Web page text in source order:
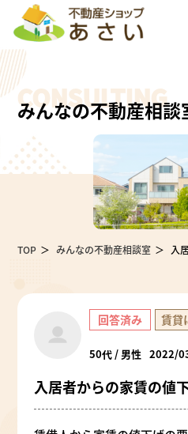
CONSULTING
みんなの不動産相談
TOP みんなの不動産相談室 入
回答済み 賃貸
50代 / 男性 2022/
入居者からの家賃の値